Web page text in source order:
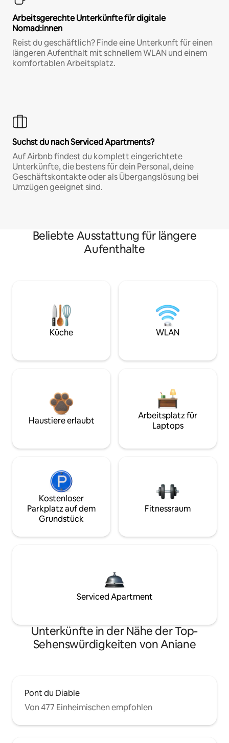
Arbeitsgerechte Unterkünfte für digitale
Nomad:innen
Reist du geschäftlich? Finde eine Unterkunft für einen
längeren Aufenthalt mit schnellem WLAN und einem
komfortablen Arbeitsplatz.
Suchst du nach Serviced Apartments?
Auf Airbnb findest du komplett eingerichtete
Unterkünfte, die bestens für dein Personal, deine
Geschäftskontakte oder als Übergangslösung bei
Umzügen geeignet sind.
Beliebte Ausstattung für längere
Aufenthalte
Küche WLAN
Haustiere erlaubt
Arbeitsplatz für
Laptops
Kostenloser
Parkplatz auf dem
Grundstück
Fitnessraum
Serviced Apartment
Unterkünfte in der Nähe der Top-
Sehenswürdigkeiten von Aniane
Pont du Diable
Von 477 Einheimischen empfohlen